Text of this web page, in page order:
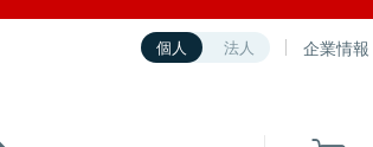
個人 法人 企業情報